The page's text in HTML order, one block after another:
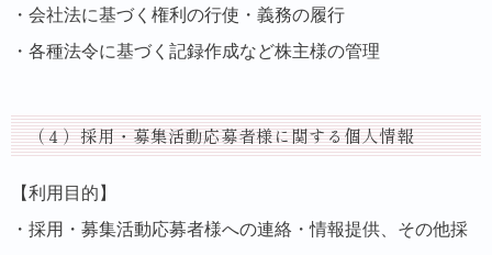
・会社法に基づく権利の行使・義務の履行
・各種法令に基づく記録作成など株主様の管理
（４）採用・募集活動応募者様に関する個人情報
【利用目的】
・採用・募集活動応募者様への連絡・情報提供、その他採